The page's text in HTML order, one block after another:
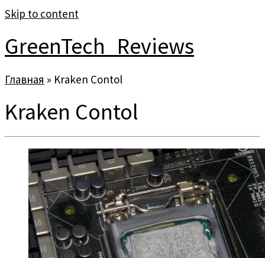
Skip to content
GreenTech_Reviews
Главная » Kraken Contol
Kraken Contol